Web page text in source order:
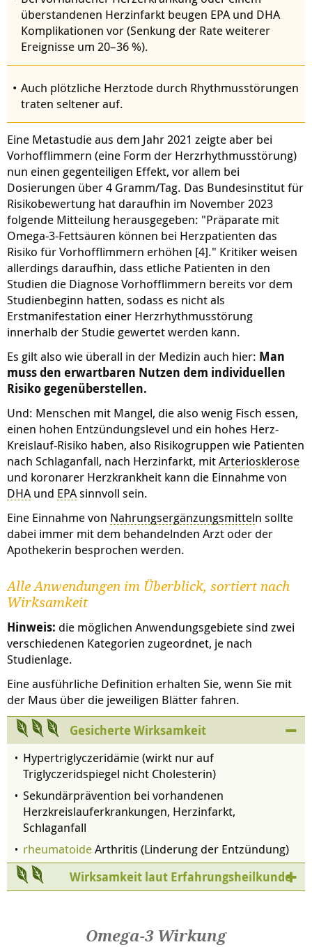
überstandenen Herzinfarkt beugen EPA und DHA
Komplikationen vor (Senkung der Rate weiterer
Ereignisse um 20–36 %).
Auch plötzliche Herztode durch Rhythmusstörungen
traten seltener auf.
Eine Metastudie aus dem Jahr 2021 zeigte aber bei
Vorhofflimmern (eine Form der Herzrhythmusstörung)
nun einen gegenteiligen Effekt, vor allem bei
Dosierungen über 4 Gramm/Tag. Das Bundesinstitut für
Risikobewertung hat daraufhin im November 2023
folgende Mitteilung herausgegeben: "Präparate mit
Omega-3-Fettsäuren können bei Herzpatienten das
Risiko für Vorhofflimmern erhöhen [4]." Kritiker weisen
allerdings daraufhin, dass etliche Patienten in den
Studien die Diagnose Vorhofflimmern bereits vor dem
Studienbeginn hatten, sodass es nicht als
Erstmanifestation einer Herzrhythmusstörung
innerhalb der Studie gewertet werden kann.
Es gilt also wie überall in der Medizin auch hier: Man
muss den erwartbaren Nutzen dem individuellen
Risiko gegenüberstellen.
Und: Menschen mit Mangel, die also wenig Fisch essen,
einen hohen Entzündungslevel und ein hohes Herz-
Kreislauf-Risiko haben, also Risikogruppen wie Patienten
nach Schlaganfall, nach Herzinfarkt, mitArteriosklerose
und koronarer Herzkrankheit kann die Einnahme von
DHAund EPAsinnvoll sein.
Eine Einnahme von Nahrungsergänzungsmitteln sollte
dabei immer mit dem behandelnden Arzt oder der
Apothekerin besprochen werden.
Alle Anwendungen im Überblick, sortiert nach
Wirksamkeit
Hinweis: die möglichen Anwendungsgebiete sind zwei
verschiedenen Kategorien zugeordnet, je nach
Studienlage.
Eine ausführliche Definition erhalten Sie, wenn Sie mit
der Maus über die jeweiligen Blätter fahren.
Gesicherte Wirksamkeit
Hypertriglyczeridämie (wirkt nur auf
Triglyczeridspiegel nicht Cholesterin)
Sekundärprävention bei vorhandenen
Herzkreislauferkrankungen, Herzinfarkt,
Schlaganfall
rheumatoideArthritis (Linderung der Entzündung)
Wirksamkeit laut Erfahrungsheilkunde
Omega-3 Wirkung